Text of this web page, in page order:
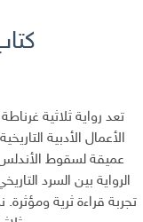
الأعمال الأدبية
عميقة لسقوط
الرواية بين السرد